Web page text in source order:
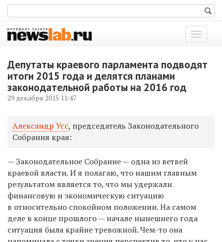
Показать
меню
Депутаты краевого парламента подводят
итоги 2015 года и делятся планами
законодательной работы на 2016 год
29 декабря 2015 11:47
Александр Усс, председатель Законодательного
Собрания края:
— Законодательное Собрание — одна из ветвей
краевой власти. И я полагаю, что нашим главным
результатом является то, что мы удержали
финансовую и экономическую ситуацию
в относительно спокойном положении. На самом
деле в конце прошлого — начале нынешнего года
ситуация была крайне тревожной. Чем-то она